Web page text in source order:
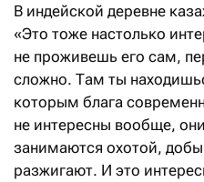
В индейской деревне
«Это тоже настолько
не проживешь его сам,
сложно. Там ты
которым блага
не интересны вообще,
занимаются охотой,
разжигают. И это